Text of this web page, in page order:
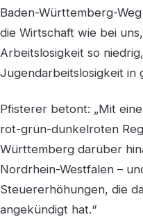
Baden-Württemberg-
die Wirtschaft wie bei
Arbeitslosigkeit so
Jugendarbeitslosigkeit in
Pfisterer betont: „Mit
rot-grün-dunkelroten
Württemberg darüber
Nordrhein-Westfalen –
Steuererhöhungen, die
angekündigt hat.“